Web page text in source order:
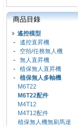
商品目錄
遙控模型
- 遙控直昇機
- 空拍/任務無人機
- 無人直昇機
- 植保無人直昇機
- 植保無人多軸機
M6T22
M6T22配件
M4T12
M4T12配件
植保無人機無刷馬達